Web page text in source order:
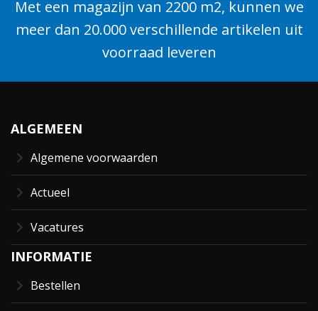
Met een magazijn van 2200 m2, kunnen we
meer dan 20.000 verschillende artikelen uit
voorraad leveren
ALGEMEEN
Algemene voorwaarden
Actueel
Vacatures
INFORMATIE
Bestellen